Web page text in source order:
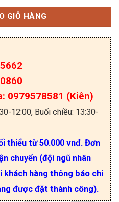
GIỎ HÀNG
0979578581 (Kiên)
12:00, Buổi chiều: 13:30-
thiểu từ 50.000 vnđ. Đơn
chuyển (đội ngũ nhân
khách hàng thông báo chi
được đặt thành công).